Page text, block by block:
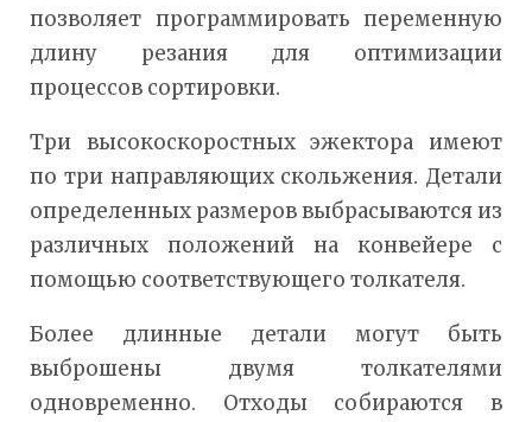
позволяет программировать переменную
длину резания для оптимизации
процессов сортировки.
Три высокоскоростных эжектора имеют
по три направляющих скольжения. Детали
определенных размеров выбрасываются из
различных положений на конвейере с
помощью соответствующего толкателя.
Более длинные детали могут быть
выброшены двумя толкателями
одновременно. Отходы собираются в